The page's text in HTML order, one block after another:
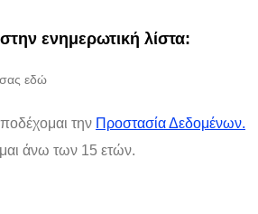
ενημερωτική λίστα:
την Προστασία Δεδομένων.
άνω των 15 ετών.